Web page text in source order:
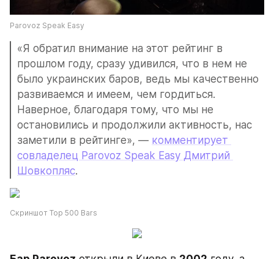
Parovoz Speak Easy
«Я обратил внимание на этот рейтинг в
прошлом году, сразу удивился, что в нем не
было украинских баров, ведь мы качественно
развиваемся и имеем, чем гордиться.
Наверное, благодаря тому, что мы не
остановились и продолжили активность, нас
заметили в рейтинге», — комментирует
совладелец Parovoz Speak Easy Дмитрий
Шовкопляс.
Скриншот Top 500 Bars